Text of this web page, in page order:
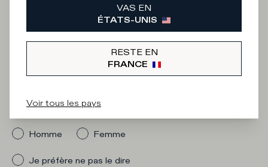
Iscriviti alla
Newsletter
Homme
Femme
Je préfère ne pas le dire
VAS EN
ÉTATS-UNIS
RESTE EN
FRANCE
Voir tous les pays